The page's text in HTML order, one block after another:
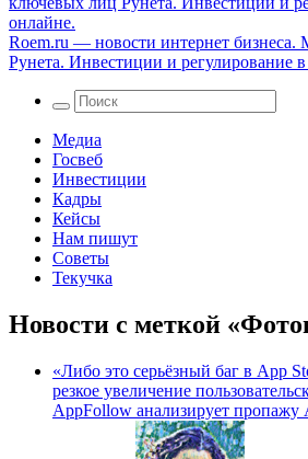
Roem.ru — новости интернет
Рунета. Инвестиции и регулирование
Медиа
Госвеб
Инвестиции
Кадры
Кейсы
Нам пишут
Советы
Текучка
Новости с меткой
«Либо это серьёзный баг в App
резкое увеличение
AppFollow анализирует пропажу